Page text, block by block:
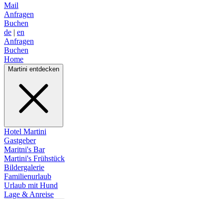
Mail
Anfragen
Buchen
de | en
Anfragen
Buchen
Home
Martini entdecken
Hotel Martini
Gastgeber
Maritni's Bar
Martini's Frühstück
Bildergalerie
Familienurlaub
Urlaub mit Hund
Lage & Anreise